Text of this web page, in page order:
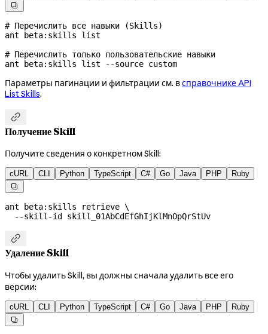

# Перечислить все навыки (Skills)
ant beta:skills list
# Перечислить только пользовательские навыки
ant beta:skills list --source custom
Параметры пагинации и фильтрации см. всправочнике API
List Skills.

Получение Skill
Получите сведения о конкретном Skill:
cURL CLI Python TypeScript C# Go Java PHP Ruby

ant beta:skills retrieve \
  --skill-id
skill_01AbCdEfGhIjKlMnOpQrStUv

Удаление Skill
Чтобы удалить Skill, вы должны сначала удалить все его
версии:
cURL CLI Python TypeScript C# Go Java PHP Ruby
